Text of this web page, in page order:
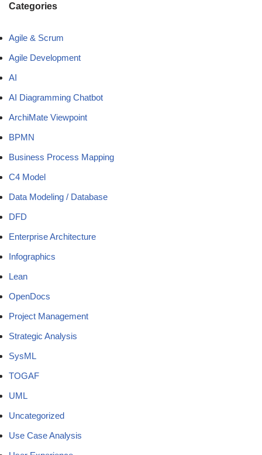
Categories
Agile & Scrum
Agile Development
AI
AI Diagramming Chatbot
ArchiMate Viewpoint
BPMN
Business Process Mapping
C4 Model
Data Modeling / Database
DFD
Enterprise Architecture
Infographics
Lean
OpenDocs
Project Management
Strategic Analysis
SysML
TOGAF
UML
Uncategorized
Use Case Analysis